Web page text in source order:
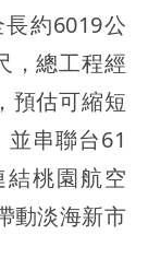
約6019公
，總工程經
預估可縮短
串聯台61
桃園航空
動淡海新市